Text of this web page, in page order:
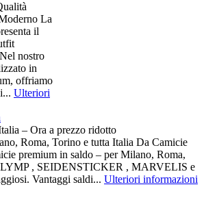
La
il
nostro
in
offriamo
Ulteriori
– Ora a prezzo ridotto
Roma, Torino e tutta Italia Da Camicie
premium in saldo – per Milano, Roma,
, SEIDENSTICKER , MARVELIS e
Vantaggi saldi... Ulteriori informazioni